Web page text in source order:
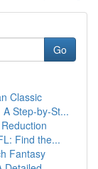
Go
Classic
Step-by-St...
Find the...
Fantasy